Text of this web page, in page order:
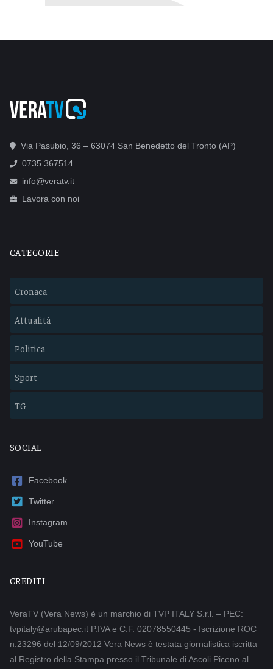
Via Pasubio, 36 – 63074 San Benedetto del Tronto (AP)
0735 367514
info@veratv.it
Lavora con noi
CATEGORIE
Cronaca
Attualità
Politica
Sport
TG
SOCIAL
Facebook
Twitter
Instagram
YouTube
CREDITI
VeraTV (Vera News) è un marchio di TVP ITALY S.r.l. – PEC:
tvpitaly@arubapec.it P.IVA e C.F. 02078550445 - Iscrizione ROC
n.23296 del 12/09/2012 Vera News è testata giornalistica iscritta
al Registro della Stampa presso il Tribunale di Ascoli Piceno al